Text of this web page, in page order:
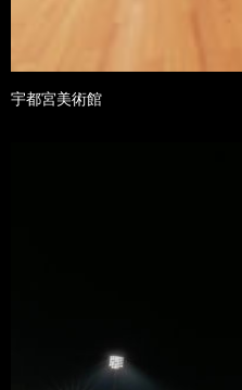
宇都宮美術館